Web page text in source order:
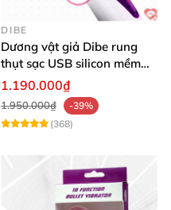
DIBE
Dương vật giả Dibe rung
thụt sạc USB silicon mềm
mại thật
1.190.000₫
1.950.000₫
-39%
(368)